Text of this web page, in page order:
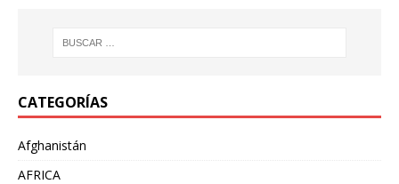
CATEGORÍAS
Afghanistán
AFRICA